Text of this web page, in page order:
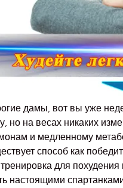
дамы, вот вы уже
но на весах никаких
и медленному
способ как
тренировка для
настоящими